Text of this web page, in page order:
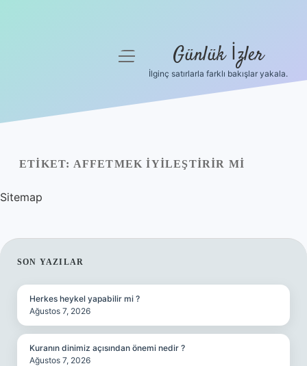
Yasal Uyarı
Hakkımızda
menüyü
Günlük İzler
İlginç satırlarla farklı bakışlar yakala.
ETIKET: AFFETMEK IYILEŞTIRIR MI
Sitemap
SIDEBAR
SON YAZILAR
Herkes heykel yapabilir mi ?
Ağustos 7, 2026
Kuranın dinimiz açısından önemi nedir ?
Ağustos 7, 2026